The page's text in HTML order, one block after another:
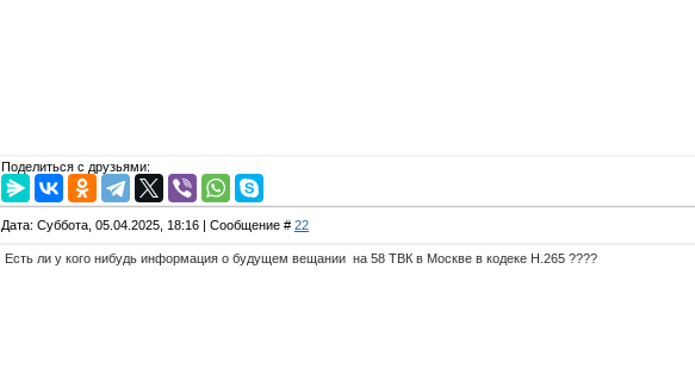
Поделиться с друзьями:
Дата: Суббота, 05.04.2025, 18:16 | Сообщение # 22
Есть ли у кого нибудь информация о будущем вещании на 58 ТВК в Москве в кодеке H.265 ????